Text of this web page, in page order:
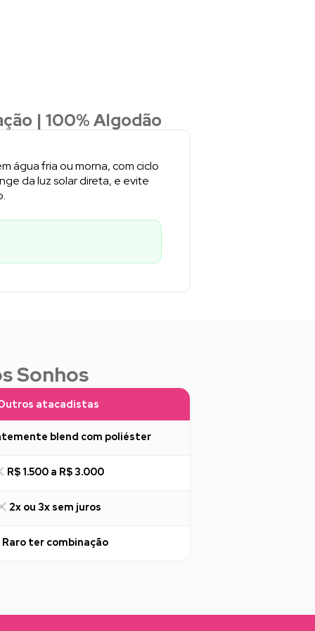
| 100% Algodão
água fria ou morna, com ciclo
da luz solar direta, e evite
Sonhos
atacadistas
blend com poliéster
R$ 1.500 a R$ 3.000
2x ou 3x sem juros
Raro ter combinação